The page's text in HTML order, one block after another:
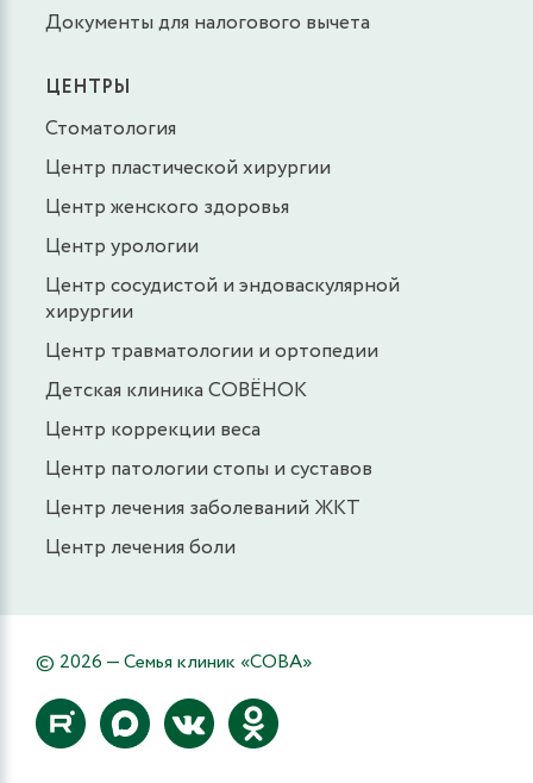
Документы для налогового вычета
ЦЕНТРЫ
Стоматология
Центр пластической хирургии
Центр женского здоровья
Центр урологии
Центр сосудистой и эндоваскулярной
хирургии
Центр травматологии и ортопедии
Детская клиника СОВЁНОК
Центр коррекции веса
Центр патологии стопы и суставов
Центр лечения заболеваний ЖКТ
Центр лечения боли
© 2026 — Семья клиник «СОВА»